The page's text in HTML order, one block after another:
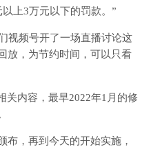
上3万元以下的罚款。”
视频号开了一场直播讨论这
放，为节约时间，可以只看
关内容，最早2022年1月的修
布，再到今天的开始实施，